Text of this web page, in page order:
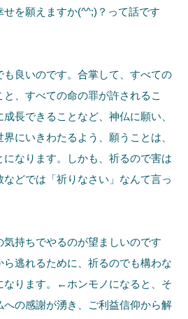
せを願えますか(^^;)？って話です
も良いのです。合掌して、すべての
、すべての命の罪が許されるこ
長できることなど、神仏に願い、
にいきわたるよう、願うことは、
なります。しかも、祈るので害は
どでは「祈りなさい」なんて言っ
持ちでやるのが望ましいのです
逃れるために、祈るのでも構わな
なります。←ホンモノになると、そ
への感謝が湧き、ご利益信仰から解